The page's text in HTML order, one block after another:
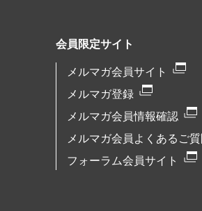
会員限定サイト
メルマガ会員サイト
メルマガ登録
メルマガ会員情報確認
メルマガ会員よくあるご質
フォーラム会員サイト